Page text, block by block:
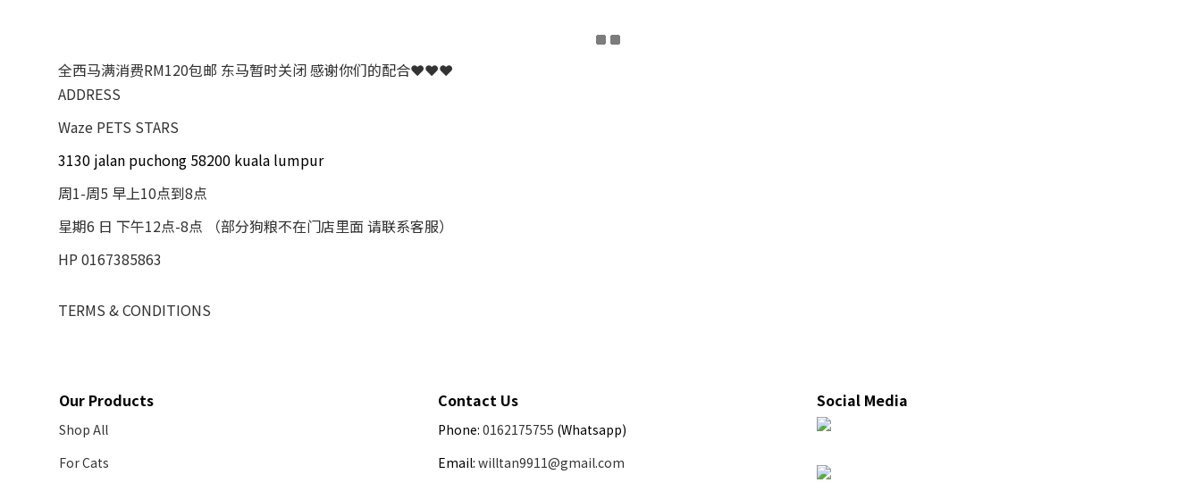
全西马满消费RM120包邮 东马暂时关闭 感谢你们的配合❤❤❤
ADDRESS
Waze PETS STARS
3130 jalan puchong 58200 kuala lumpur
周1-周5 早上10点到8点
星期6 日 下午12点-8点 （部分狗粮不在门店里面 请联系客服）
HP 0167385863
TERMS & CONDITIONS
Our Products
Shop All
For Cats
Contact Us
Phone: 0162175755 (Whatsapp)
Email: willtan9911@gmail.com
Social Media